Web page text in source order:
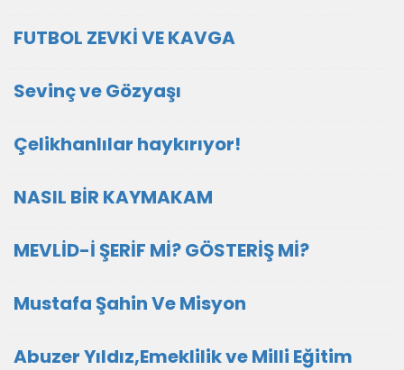
FUTBOL ZEVKİ VE KAVGA
Sevinç ve Gözyaşı
Çelikhanlılar haykırıyor!
NASIL BİR KAYMAKAM
MEVLİD-İ ŞERİF Mİ? GÖSTERİŞ Mİ?
Mustafa Şahin Ve Misyon
Abuzer Yıldız,Emeklilik ve Milli Eğitim